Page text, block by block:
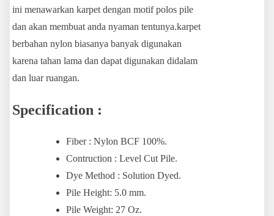
ini menawarkan karpet dengan motif polos pile
dan akan membuat anda nyaman tentunya.karpet
berbahan nylon biasanya banyak digunakan
karena tahan lama dan dapat digunakan didalam
dan luar ruangan.
Specification :
Fiber : Nylon BCF 100%.
Contruction : Level Cut Pile.
Dye Method : Solution Dyed.
Pile Height: 5.0 mm.
Pile Weight: 27 Oz.